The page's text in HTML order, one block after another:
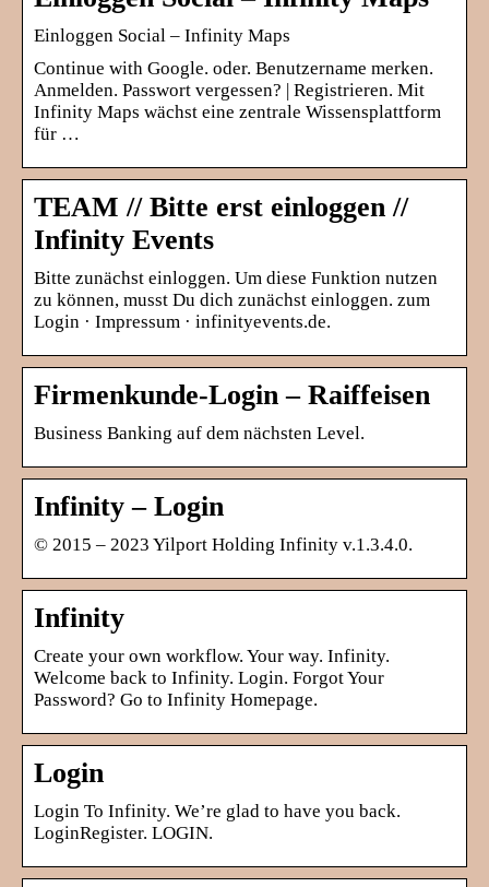
Einloggen Social – Infinity Maps
Continue with Google. oder. Benutzername merken.
Anmelden. Passwort vergessen? | Registrieren. Mit
Infinity Maps wächst eine zentrale Wissensplattform
für …
TEAM // Bitte erst einloggen //
Infinity Events
Bitte zunächst einloggen. Um diese Funktion nutzen
zu können, musst Du dich zunächst einloggen. zum
Login · Impressum · infinityevents.de.
Firmenkunde-Login – Raiffeisen
Business Banking auf dem nächsten Level.
Infinity – Login
© 2015 – 2023 Yilport Holding Infinity v.1.3.4.0.
Infinity
Create your own workflow. Your way. Infinity.
Welcome back to Infinity. Login. Forgot Your
Password? Go to Infinity Homepage.
Login
Login To Infinity. We’re glad to have you back.
LoginRegister. LOGIN.